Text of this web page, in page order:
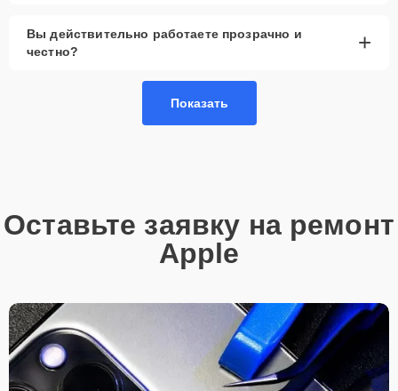
Вы действительно работаете прозрачно и
честно?
+
Показать
Оставьте заявку на ремонт
Apple